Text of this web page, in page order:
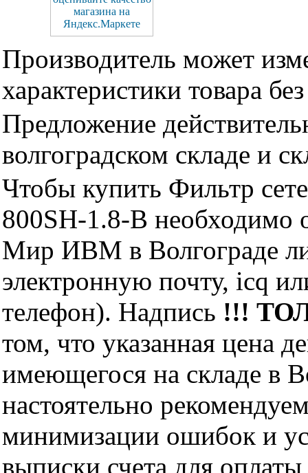
Производитель может
характеристики товара
Предложение
волгоградском складе и
Чтобы купить Фильтр
800SH-1.8-B необходимо
Мир ИВМ в Волгограде
электронную почту, icq
телефон). Надпись !!!
том, что указанная цена
имеющегося на складе в
настоятельно
минимизации ошибок и
выписки счета для